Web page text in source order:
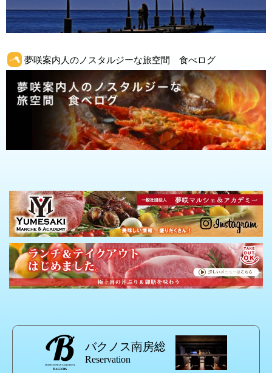
夢咲案内人のノスタルジーな旅空間 食べログ
バクノス南房総
Reservation